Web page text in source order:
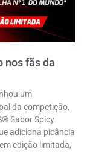
nos fãs da
um
da competição,
Sabor Spicy
adiciona picância
edição limitada,